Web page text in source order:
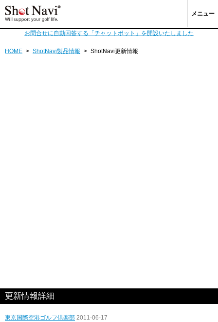
メニュー
お問合せに自動回答する「チャットボット」を開設いたしました
HOME > ShotNavi製品情報 > ShotNavi更新情報
更新情報詳細
東京国際空港ゴルフ倶楽部 2011-06-17